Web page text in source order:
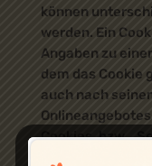
können
werden. Ein
Angaben zu
dem das Cookie
auch nach
Cookies, bzw.
Cookies“,